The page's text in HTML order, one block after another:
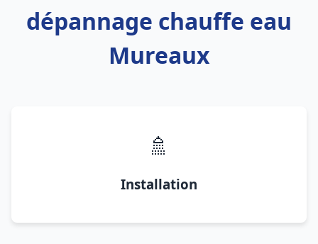
dépannage chauffe eau
Mureaux
🚿
Installation